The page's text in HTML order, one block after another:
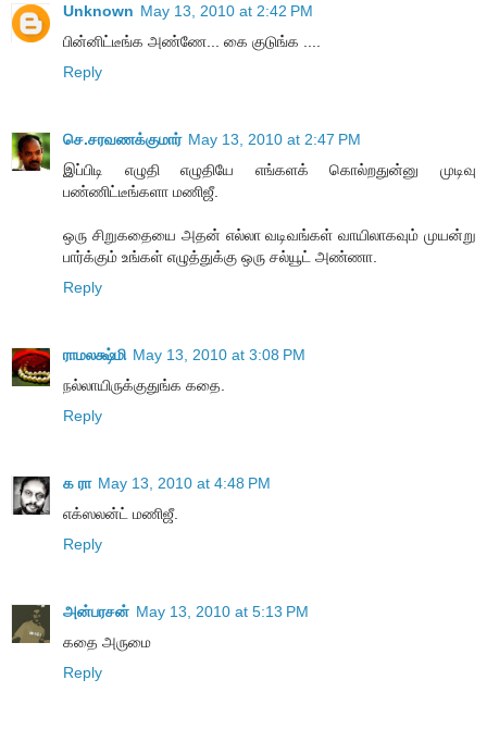
Unknown May 13, 2010 at 2:42 PM
பின்னிட்டீங்க அண்ணே... கை குடுங்க ....
Reply
செ.சரவணக்குமார் May 13, 2010 at 2:47 PM
இப்பிடி எழுதி எழுதியே எங்களக் கொல்றதுன்னு முடிவு
பண்ணிட்டீங்களா மணிஜீ.
ஒரு சிறுகதையை அதன் எல்லா வடிவங்கள் வாயிலாகவும் முயன்று
பார்க்கும் உங்கள் எழுத்துக்கு ஒரு சல்யூட் அண்ணா.
Reply
ராமலக்ஷ்மி May 13, 2010 at 3:08 PM
நல்லாயிருக்குதுங்க கதை.
Reply
க ரா May 13, 2010 at 4:48 PM
எக்ஸலன்ட் மணிஜீ.
Reply
அன்பரசன் May 13, 2010 at 5:13 PM
கதை அருமை
Reply